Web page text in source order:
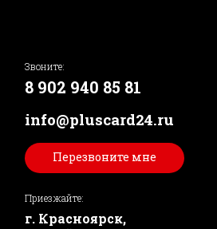
Звоните:
8 902 940 85 81
info@pluscard24.ru
Перезвоните мне
Приезжайте:
г. Красноярск,